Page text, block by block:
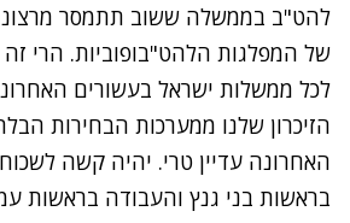
להט"ב בממשלה ששוב תתמסר מרצונה
של המפלגות הלהט"בופוביות. הרי
לכל ממשלות ישראל בעשורים
הזיכרון שלנו ממערכות הבחירות
האחרונה עדיין טרי. יהיה קשה
בראשות בני גנץ והעבודה בראשות